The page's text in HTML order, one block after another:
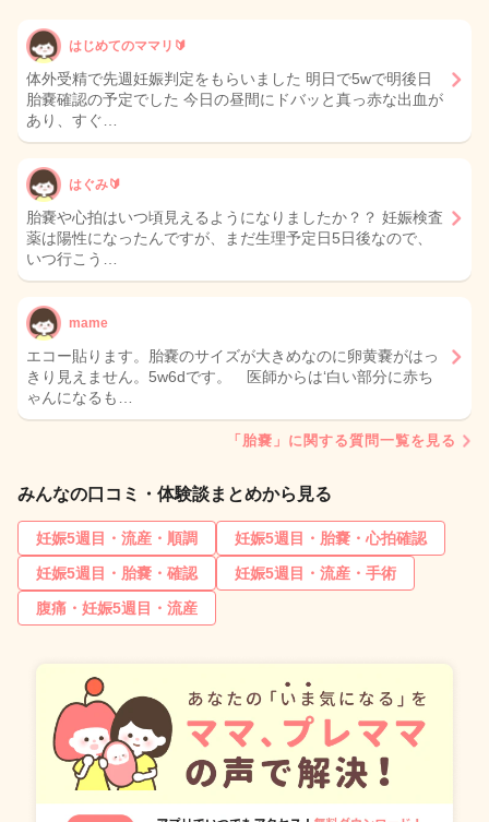
はじめてのママリ🔰
体外受精で先週妊娠判定をもらいました 明日で5wで明後日
胎嚢確認の予定でした 今日の昼間にドバッと真っ赤な出血が
あり、すぐ…
はぐみ🔰
胎嚢や心拍はいつ頃見えるようになりましたか？？ 妊娠検査
薬は陽性になったんですが、まだ生理予定日5日後なので、
いつ行こう…
mame
エコー貼ります。胎嚢のサイズが大きめなのに卵黄嚢がはっ
きり見えません。5w6dです。 医師からは‘白い部分に赤ち
ゃんになるも…
「胎嚢」に関する質問一覧を見る
みんなの口コミ・体験談まとめから見る
妊娠5週目・流産・順調
妊娠5週目・胎嚢・心拍確認
妊娠5週目・胎嚢・確認
妊娠5週目・流産・手術
腹痛・妊娠5週目・流産